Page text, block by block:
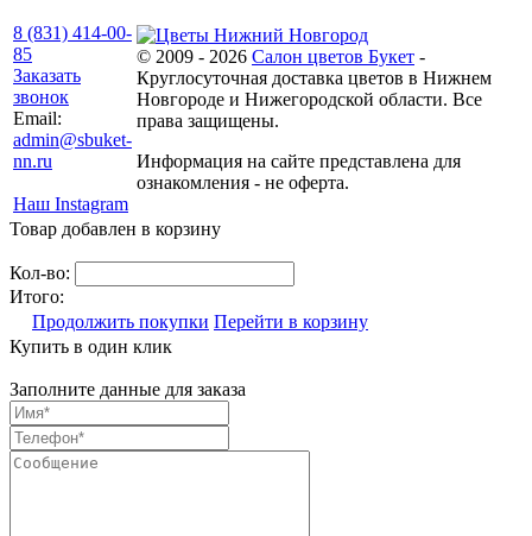
8 (831) 414-00-
85
Заказать
звонок
Email:
admin@sbuket-
nn.ru
Наш Instagram
© 2009 - 2026 Салон цветов Букет -
Круглосуточная доставка цветов в Нижнем
Новгороде и Нижегородской области. Все
права защищены.
Информация на сайте представлена для
ознакомления - не оферта.
Товар добавлен в корзину
Кол-во:
Итого:
Продолжить покупки Перейти в корзину
Купить в один клик
Заполните данные для заказа